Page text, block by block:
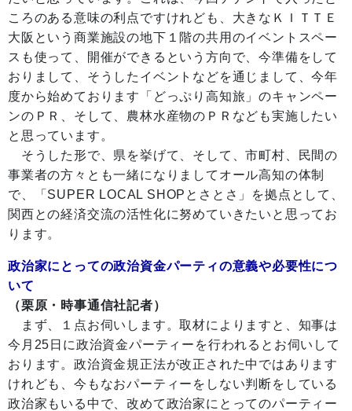
ころのある意味の利点ですけれども、大きなＫＩＴＴＥ
大阪という商業施設の地下１階の共用のイベントスペー
スも使って、開催ができるという方向で、今準備をして
おりまして、そうしたイベントなどを通じまして、今年
度から始めております「どっぷり高知旅」のキャンペー
ンのＰＲ、そして、農林水産物のＰＲなども実施したい
と思っています。
そうした形で、県を挙げて、そして、市町村、民間の
事業者の方々とも一緒になりましてオール高知の体制
で、「SUPER LOCAL SHOPとさとさ」を拠点として、
関西との経済交流の活性化に努めていきたいと思ってお
ります。
政治家にとっての政治資金パーティの意義や必要性につ
いて
（栗原・時事通信社記者）
まず、１点お伺いします。取材によりますと、知事は
今月25日に政治資金パーティーを行われるとお伺いして
おります。政治資金規正法が改正された中ではあります
けれども、今もなおパーティーをしない判断をしている
政治家もいる中で、改めて政治家にとってのパーティー